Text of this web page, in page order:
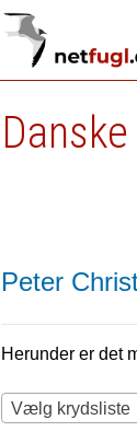
Peter
Herunder er det
Vælg krydsliste